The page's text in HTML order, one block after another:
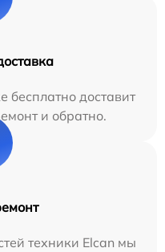
бесплатно доставит
и обратно.
техники Elcan мы